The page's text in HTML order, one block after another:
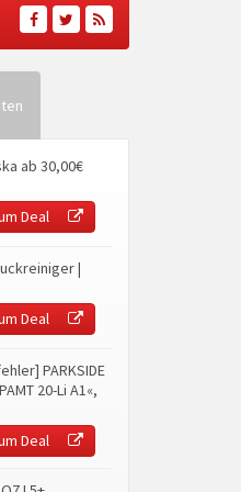
ab 30,00€
Deal
|
Deal
PARKSIDE
20-Li A1«,
Deal